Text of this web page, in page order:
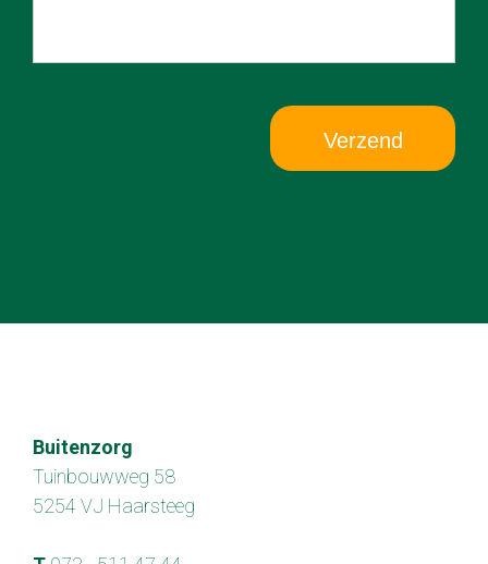
Verzend
Buitenzorg
Tuinbouwweg 58
5254 VJ Haarsteeg